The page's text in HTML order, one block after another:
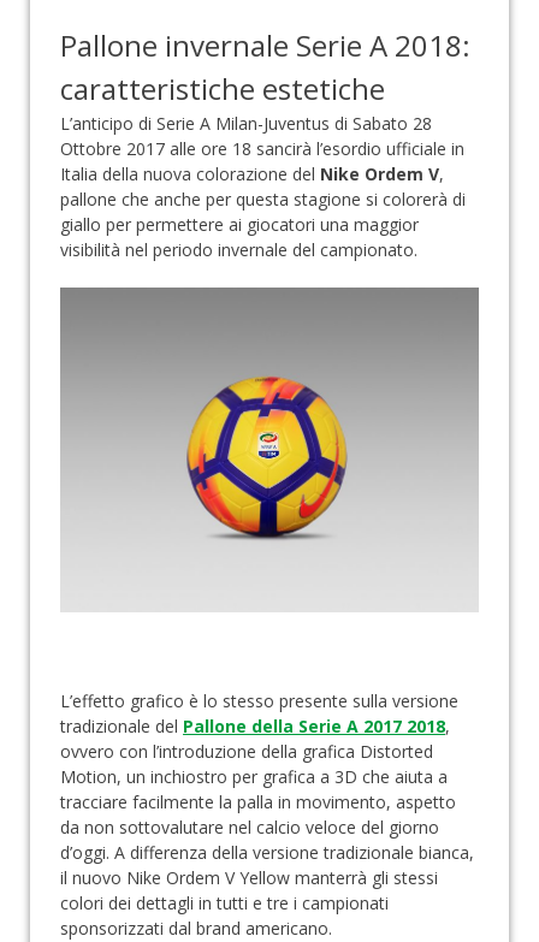
Pallone invernale Serie A 2018:
caratteristiche estetiche
L’anticipo di Serie A Milan-Juventus di Sabato 28
Ottobre 2017 alle ore 18 sancirà l’esordio ufficiale in
Italia della nuova colorazione del Nike Ordem V,
pallone che anche per questa stagione si colorerà di
giallo per permettere ai giocatori una maggior
visibilità nel periodo invernale del campionato.
L’effetto grafico è lo stesso presente sulla versione
tradizionale del Pallone della Serie A 2017 2018,
ovvero con l’introduzione della grafica Distorted
Motion, un inchiostro per grafica a 3D che aiuta a
tracciare facilmente la palla in movimento, aspetto
da non sottovalutare nel calcio veloce del giorno
d’oggi. A differenza della versione tradizionale bianca,
il nuovo Nike Ordem V Yellow manterrà gli stessi
colori dei dettagli in tutti e tre i campionati
sponsorizzati dal brand americano.